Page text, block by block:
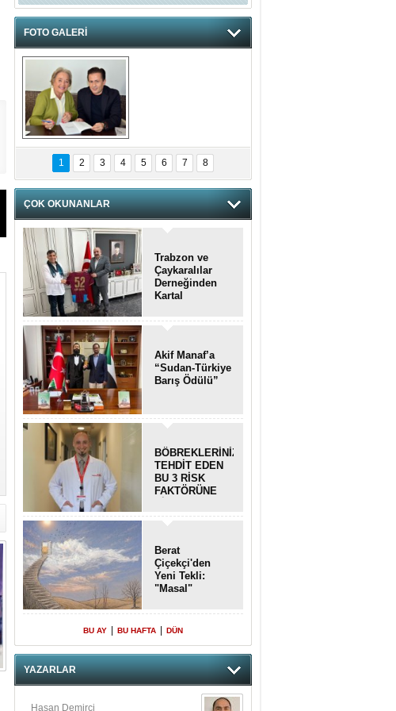
FOTO GALERİ
hnzzzna
1 2 3 4 5 6 7 8
ÇOK OKUNANLAR
Trabzon ve
Çaykaralılar
Derneğinden
Kartal
anlamlı ziyaret
Akif Manaf’a
“Sudan-Türkiye
Barış Ödülü”
BÖBREKLERİNİZİ
TEHDİT EDEN
BU 3 RİSK
FAKTÖRÜNE
Berat
Çiçekçi'den
Yeni Tekli:
"Masal"
BU AY BU HAFTA DÜN
YAZARLAR
Hasan Demirci